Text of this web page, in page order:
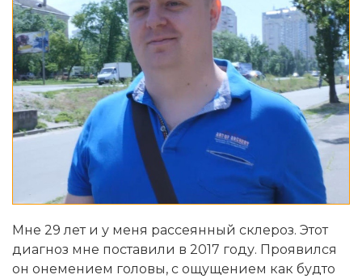
Мне 29 лет и у меня рассеянный склероз. Этот
диагноз мне поставили в 2017 году. Проявился
он онемением головы, с ощущением как будто